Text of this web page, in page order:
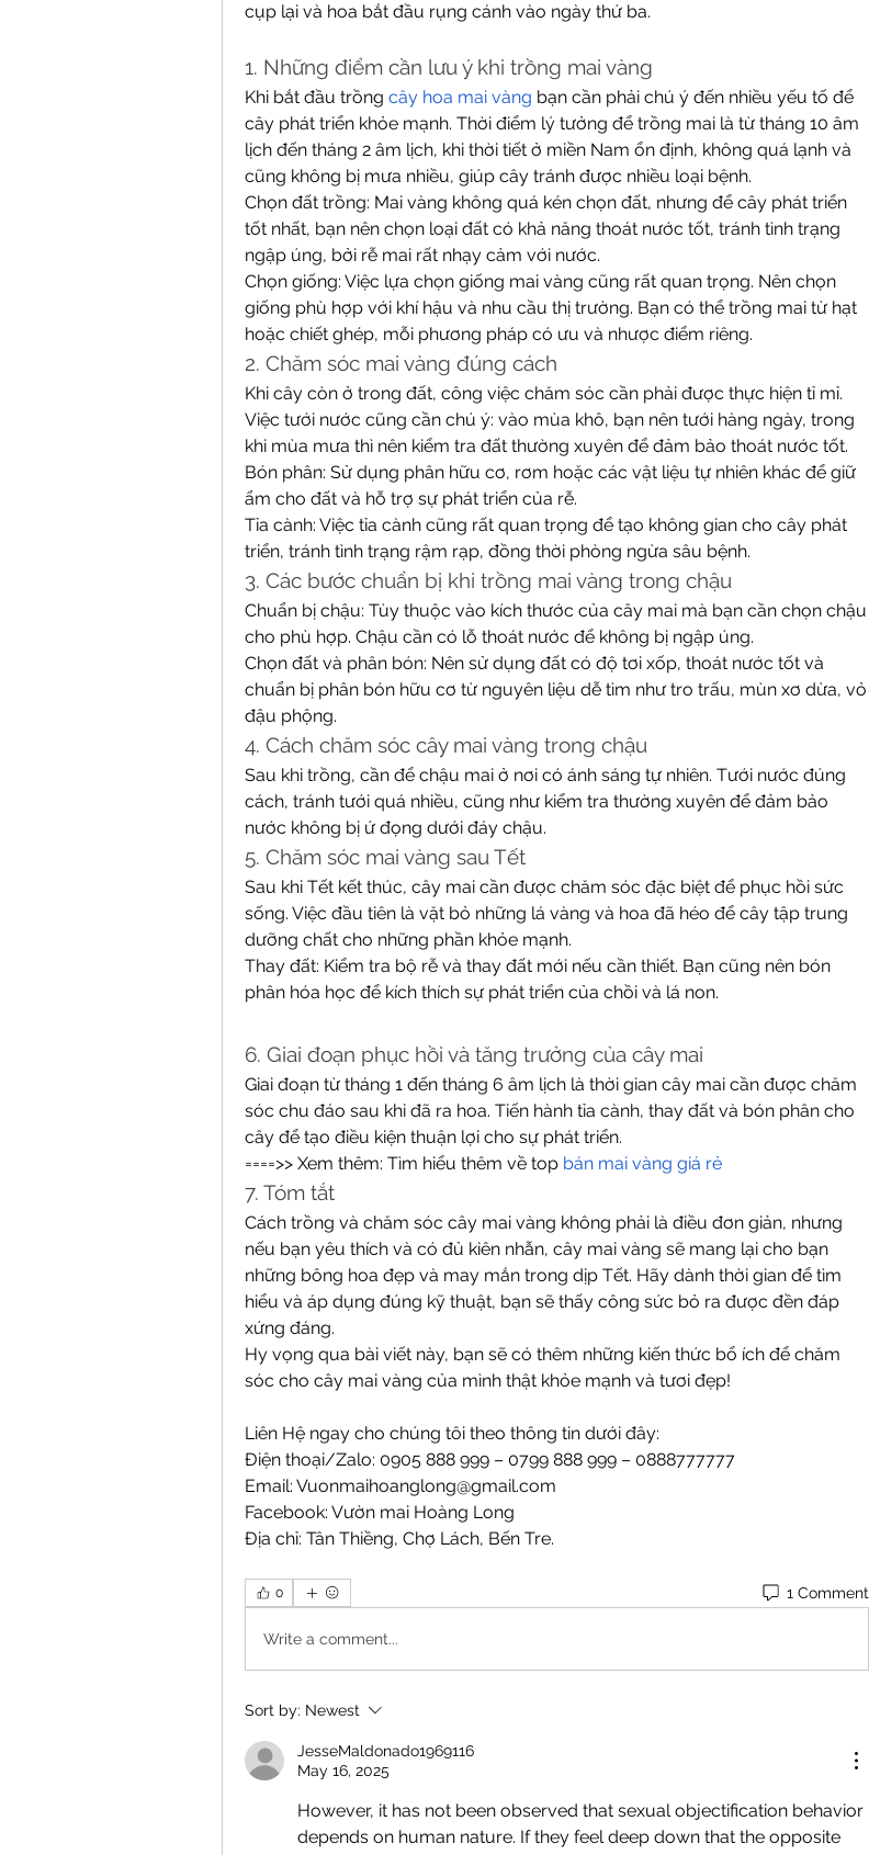
cụp lại và hoa bắt đầu rụng cánh vào ngày thứ ba.
1. Những điểm cần lưu ý khi trồng mai vàng
Khi bắt đầu trồng cây hoa mai vàng bạn cần phải chú ý đến nhiều yếu tố để
cây phát triển khỏe mạnh. Thời điểm lý tưởng để trồng mai là từ tháng 10 âm
lịch đến tháng 2 âm lịch, khi thời tiết ở miền Nam ổn định, không quá lạnh và
cũng không bị mưa nhiều, giúp cây tránh được nhiều loại bệnh.
Chọn đất trồng: Mai vàng không quá kén chọn đất, nhưng để cây phát triển
tốt nhất, bạn nên chọn loại đất có khả năng thoát nước tốt, tránh tình trạng
ngập úng, bởi rễ mai rất nhạy cảm với nước.
Chọn giống: Việc lựa chọn giống mai vàng cũng rất quan trọng. Nên chọn
giống phù hợp với khí hậu và nhu cầu thị trường. Bạn có thể trồng mai từ hạt
hoặc chiết ghép, mỗi phương pháp có ưu và nhược điểm riêng.
2. Chăm sóc mai vàng đúng cách
Khi cây còn ở trong đất, công việc chăm sóc cần phải được thực hiện tỉ mỉ.
Việc tưới nước cũng cần chú ý: vào mùa khô, bạn nên tưới hàng ngày, trong
khi mùa mưa thì nên kiểm tra đất thường xuyên để đảm bảo thoát nước tốt.
Bón phân: Sử dụng phân hữu cơ, rơm hoặc các vật liệu tự nhiên khác để giữ
ẩm cho đất và hỗ trợ sự phát triển của rễ.
Tỉa cành: Việc tỉa cành cũng rất quan trọng để tạo không gian cho cây phát
triển, tránh tình trạng rậm rạp, đồng thời phòng ngừa sâu bệnh.
3. Các bước chuẩn bị khi trồng mai vàng trong chậu
Chuẩn bị chậu: Tùy thuộc vào kích thước của cây mai mà bạn cần chọn chậu
cho phù hợp. Chậu cần có lỗ thoát nước để không bị ngập úng.
Chọn đất và phân bón: Nên sử dụng đất có độ tơi xốp, thoát nước tốt và
chuẩn bị phân bón hữu cơ từ nguyên liệu dễ tìm như tro trấu, mùn xơ dừa, vỏ
đậu phộng.
4. Cách chăm sóc cây mai vàng trong chậu
Sau khi trồng, cần để chậu mai ở nơi có ánh sáng tự nhiên. Tưới nước đúng
cách, tránh tưới quá nhiều, cũng như kiểm tra thường xuyên để đảm bảo
nước không bị ứ đọng dưới đáy chậu.
5. Chăm sóc mai vàng sau Tết
Sau khi Tết kết thúc, cây mai cần được chăm sóc đặc biệt để phục hồi sức
sống. Việc đầu tiên là vặt bỏ những lá vàng và hoa đã héo để cây tập trung
dưỡng chất cho những phần khỏe mạnh.
Thay đất: Kiểm tra bộ rễ và thay đất mới nếu cần thiết. Bạn cũng nên bón
phân hóa học để kích thích sự phát triển của chồi và lá non.
6. Giai đoạn phục hồi và tăng trưởng của cây mai
Giai đoạn từ tháng 1 đến tháng 6 âm lịch là thời gian cây mai cần được chăm
sóc chu đáo sau khi đã ra hoa. Tiến hành tỉa cành, thay đất và bón phân cho
cây để tạo điều kiện thuận lợi cho sự phát triển.
====>> Xem thêm: Tìm hiểu thêm về top bán mai vàng giá rẻ
7. Tóm tắt
Cách trồng và chăm sóc cây mai vàng không phải là điều đơn giản, nhưng
nếu bạn yêu thích và có đủ kiên nhẫn, cây mai vàng sẽ mang lại cho bạn
những bông hoa đẹp và may mắn trong dịp Tết. Hãy dành thời gian để tìm
hiểu và áp dụng đúng kỹ thuật, bạn sẽ thấy công sức bỏ ra được đền đáp
xứng đáng.
Hy vọng qua bài viết này, bạn sẽ có thêm những kiến thức bổ ích để chăm
sóc cho cây mai vàng của mình thật khỏe mạnh và tươi đẹp!
Liên Hệ ngay cho chúng tôi theo thông tin dưới đây:
Điện thoại/Zalo: 0905 888 999 – 0799 888 999 – 0888777777
Email: Vuonmaihoanglong@gmail.com
Facebook: Vườn mai Hoàng Long
Địa chỉ: Tân Thiềng, Chợ Lách, Bến Tre.
0 1 Comment
Write a comment...
Sort by: Newest
JesseMaldonado1969116
May 16, 2025
However, it has not been observed that sexual objectification behavior
depends on human nature. If they feel deep down that the opposite